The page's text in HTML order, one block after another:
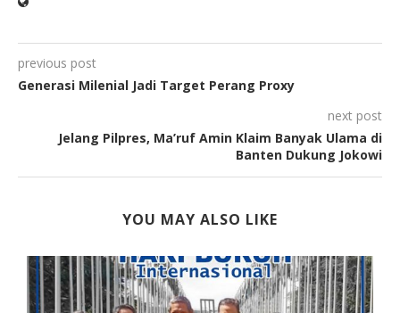
previous post
Generasi Milenial Jadi Target Perang Proxy
next post
Jelang Pilpres, Ma’ruf Amin Klaim Banyak Ulama di
Banten Dukung Jokowi
YOU MAY ALSO LIKE